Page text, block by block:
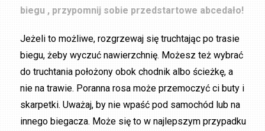
biegu , przypomnij sobie przedstartowe abcedało!
Jeżeli to możliwe, rozgrzewaj się truchtając po trasie
biegu, żeby wyczuć nawierzchnię. Możesz też wybrać
do truchtania położony obok chodnik albo ścieżkę, a
nie na trawie. Poranna rosa może przemoczyć ci buty i
skarpetki. Uważaj, by nie wpaść pod samochód lub na
innego biegacza. Może się to w najlepszym przypadku